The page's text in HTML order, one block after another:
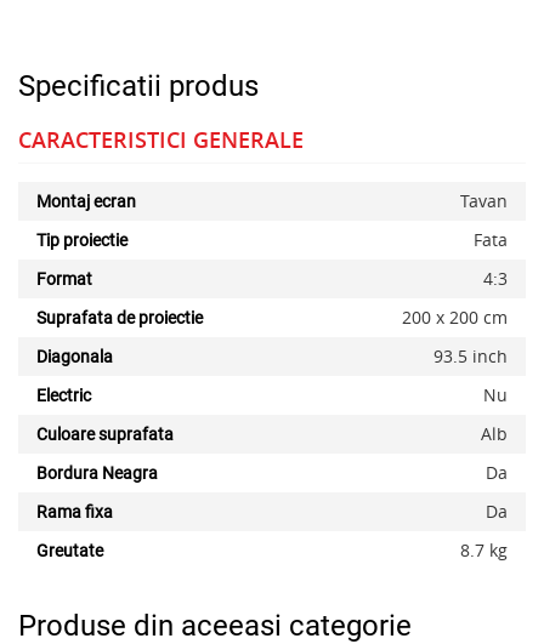
Specificatii produs
CARACTERISTICI GENERALE
Montaj ecran Tavan
Tip proiectie Fata
Format 4:3
Suprafata de proiectie 200 x 200 cm
Diagonala 93.5 inch
Electric Nu
Culoare suprafata Alb
Bordura Neagra Da
Rama fixa Da
Greutate 8.7 kg
Produse din aceeasi categorie